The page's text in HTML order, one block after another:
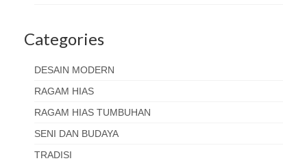
Categories
DESAIN MODERN
RAGAM HIAS
RAGAM HIAS TUMBUHAN
SENI DAN BUDAYA
TRADISI